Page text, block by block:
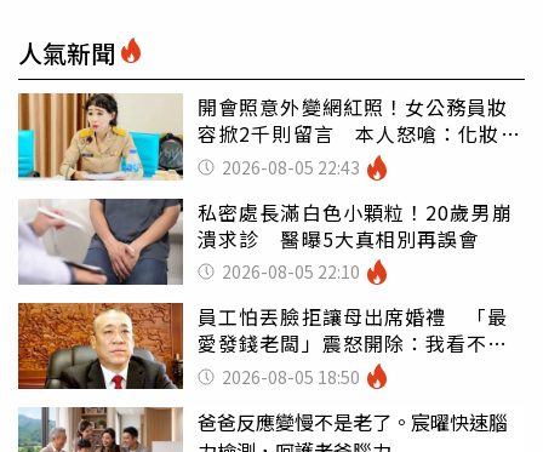
人氣新聞
開會照意外變網紅照！女公務員妝
容掀2千則留言 本人怒嗆：化妝有
錯嗎2026-08-05 22:43
私密處長滿白色小顆粒！20歲男崩
潰求診 醫曝5大真相別再誤會
2026-08-05 22:10
員工怕丟臉拒讓母出席婚禮 「最
愛發錢老闆」震怒開除：我看不起
你 2026-08-05 18:50
爸爸反應變慢不是老了。宸曜快速腦